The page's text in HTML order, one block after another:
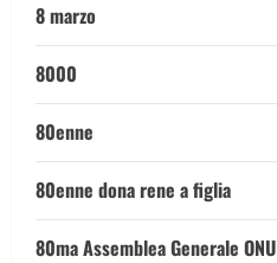
8 marzo
8000
80enne
80enne dona rene a figlia
80ma Assemblea Generale ONU